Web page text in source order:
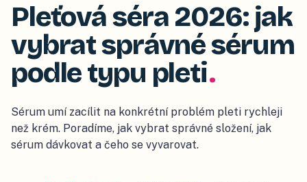
Pleťová séra 2026: jak
vybrat správné sérum
podle typu pleti.
Sérum umí zacílit na konkrétní problém pleti rychleji
než krém. Poradíme, jak vybrat správné složení, jak
sérum dávkovat a čeho se vyvarovat.